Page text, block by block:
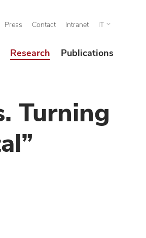
Press Contact Intranet IT
Research Publications
Turning